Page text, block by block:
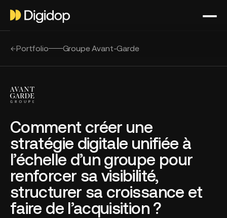
Portfolio Groupe Avant-Garde
Comment créer une
stratégie digitale unifiée à
l’échelle d’un groupe pour
renforcer sa visibilité,
structurer sa croissance et
faire de l’acquisition ?